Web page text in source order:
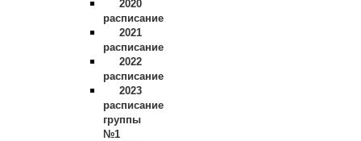
2020
расписание
2021
расписание
2022
расписание
2023
расписание
группы
№1